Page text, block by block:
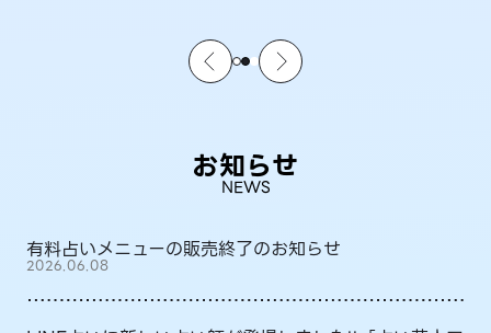
お知らせ
NEWS
有料占いメニューの販売終了のお知らせ
2026.06.08